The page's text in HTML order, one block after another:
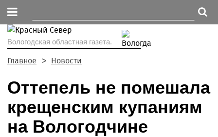
Вологодская областная газета.
Главное Новости
Оттепель не помешала
крещенским купаниям
на Вологодчине